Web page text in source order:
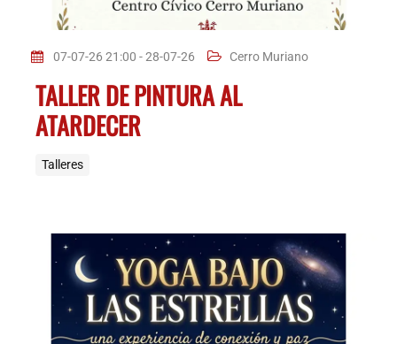
07-07-26 21:00 - 28-07-26 Cerro Muriano
TALLER DE PINTURA AL
ATARDECER
Talleres